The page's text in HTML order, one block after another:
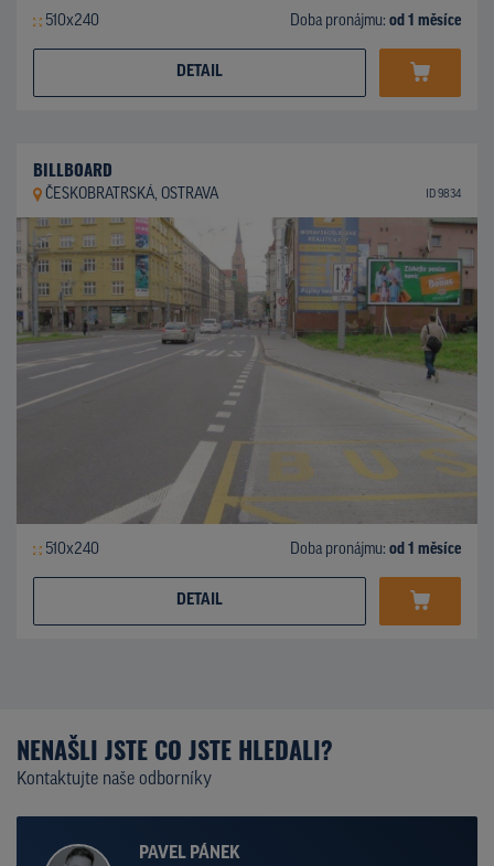
510x240 Doba pronájmu: od 1 měsíce
DETAIL
BILLBOARD
ČESKOBRATRSKÁ, OSTRAVA ID 9834
510x240 Doba pronájmu: od 1 měsíce
DETAIL
NENAŠLI JSTE CO JSTE HLEDALI?
Kontaktujte naše odborníky
PAVEL PÁNEK